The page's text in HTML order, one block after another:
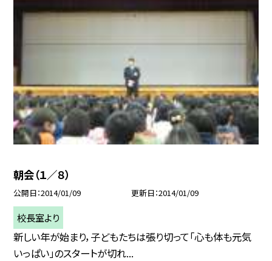
朝会（１／８）
公開日 2014/01/09 更新日 2014/01/09
校長室より
新しい年が始まり，子どもたちは張り切って「心も体も元気
いっぱい」のスタートが切れ...